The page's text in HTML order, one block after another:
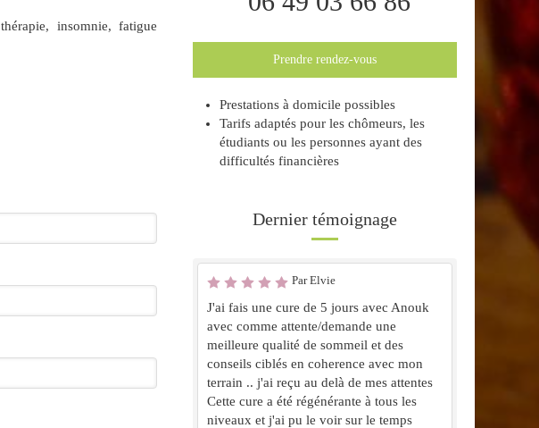
insomnie, fatigue
Prendre rendez-vous
Prestations à domicile possibles
Tarifs adaptés pour les chômeurs, les
étudiants ou les personnes ayant des
difficultés financières
Dernier témoignage
Par Elvie
J'ai fais une cure de 5 jours avec Anouk
avec comme attente/demande une
meilleure qualité de sommeil et des
conseils ciblés en coherence avec mon
terrain .. j'ai reçu au delà de mes attentes
Cette cure a été régénérante à tous les
niveaux et j'ai pu le voir sur le temps